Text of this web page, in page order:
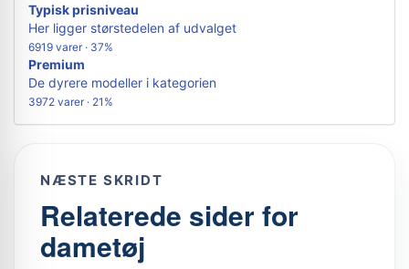
Typisk prisniveau
Her ligger størstedelen af udvalget
6919 varer · 37%
Premium
De dyrere modeller i kategorien
3972 varer · 21%
NÆSTE SKRIDT
Relaterede sider for
dametøj